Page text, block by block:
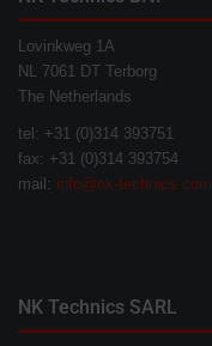
Lovinkweg 1A
NL 7061 DT Terborg
The Netherlands
tel: +31 (0)314 393751
fax: +31 (0)314 393754
mail: info@nk-technics.com
NK Technics SARL